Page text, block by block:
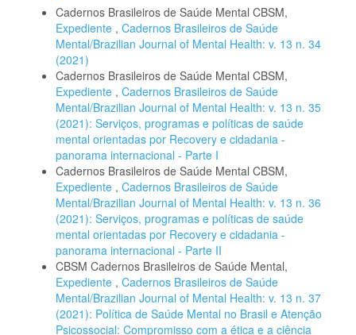
Cadernos Brasileiros de Saúde Mental CBSM,
Expediente , Cadernos Brasileiros de Saúde
Mental/Brazilian Journal of Mental Health: v. 13 n. 34
(2021)
Cadernos Brasileiros de Saúde Mental CBSM,
Expediente , Cadernos Brasileiros de Saúde
Mental/Brazilian Journal of Mental Health: v. 13 n. 35
(2021): Serviços, programas e políticas de saúde
mental orientadas por Recovery e cidadania -
panorama internacional - Parte I
Cadernos Brasileiros de Saúde Mental CBSM,
Expediente , Cadernos Brasileiros de Saúde
Mental/Brazilian Journal of Mental Health: v. 13 n. 36
(2021): Serviços, programas e políticas de saúde
mental orientadas por Recovery e cidadania -
panorama internacional - Parte II
CBSM Cadernos Brasileiros de Saúde Mental,
Expediente , Cadernos Brasileiros de Saúde
Mental/Brazilian Journal of Mental Health: v. 13 n. 37
(2021): Política de Saúde Mental no Brasil e Atenção
Psicossocial: Compromisso com a ética e a ciência